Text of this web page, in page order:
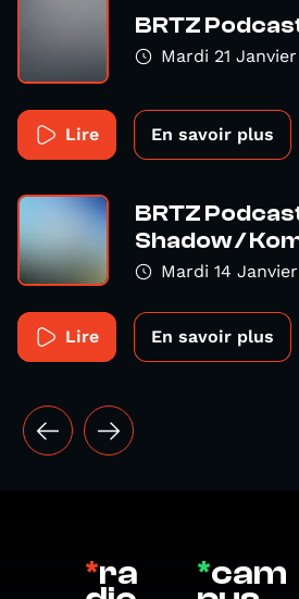
BRTZ
Mardi 21 Janvier
Lire En savoir plus
BRTZ
Shadow /
Mardi 14
Lire En savoir plus
*ra *cam